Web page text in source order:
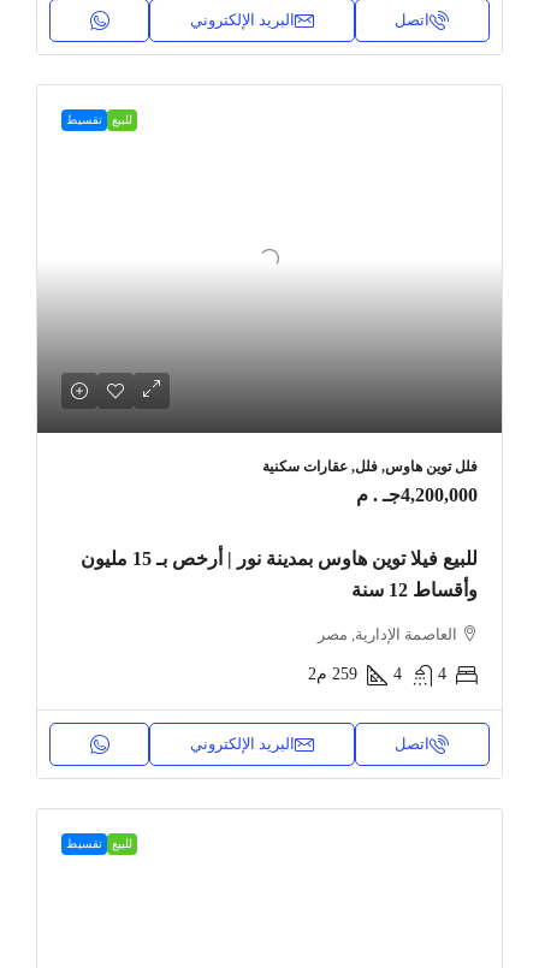
اتصل البريد الإلكتروني
للبيع تقسيط
فلل توين هاوس, فلل, عقارات سكنية
4,200,000جـ . م
للبيع فيلا توين هاوس بمدينة نور | أرخص بـ 15 مليون
وأقساط 12 سنة
العاصمة الإدارية, مصر
4
4
259 م2
اتصل البريد الإلكتروني
للبيع تقسيط